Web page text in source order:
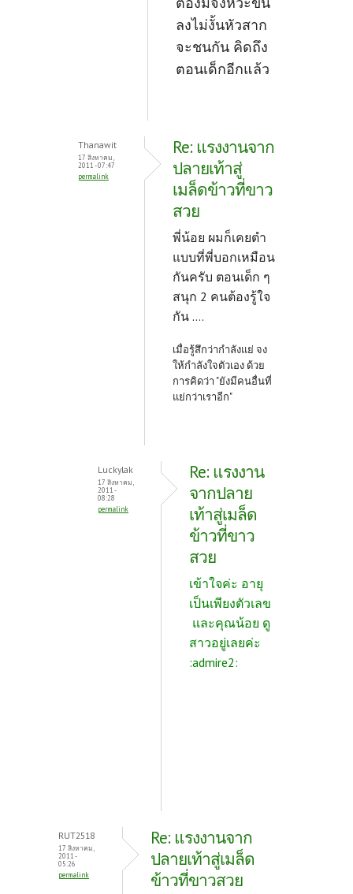
ลงไม่งั้นหัวสาก
จะชนกัน คิดถึง
ตอนเด็กอีกแล้ว
Thanawit
17 สิงหาคม,
2011 - 07:47
permalink
Re: แรงงานจาก
ปลายเท้าสู่
เมล็ดข้าวที่ขาว
สวย
พี่น้อย ผมก็เคยตำ
แบบที่พี่บอกเหมือน
กันครับ ตอนเด็ก ๆ
สนุก 2 คนต้องรู้ใจ
กัน ....
เมื่อรู้สึกว่ากำลังแย่ จง
ให้กำลังใจตัวเอง ด้วย
การคิดว่า "ยังมีคนอื่นที่
แย่กว่าเราอีก"
Luckylak
17 สิงหาคม,
2011 -
08:28
permalink
Re: แรงงาน
จากปลาย
เท้าสู่เมล็ด
ข้าวที่ขาว
สวย
เข้าใจค่ะ อายุ
เป็นเพียงตัวเลข
และคุณน้อย ดู
สาวอยู่เลยค่ะ
:admire2:
RUT2518
17 สิงหาคม,
2011 -
05:26
permalink
Re: แรงงานจาก
ปลายเท้าสู่เมล็ด
ข้าวที่ขาวสวย